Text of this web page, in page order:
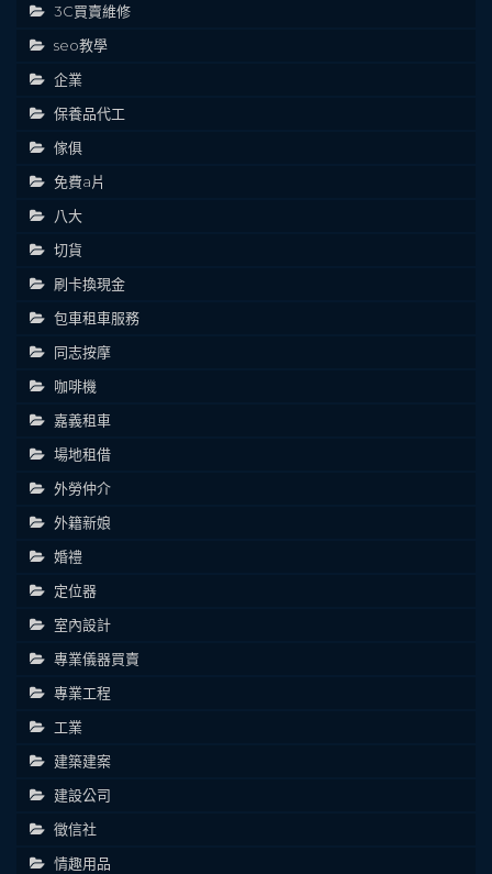
3C買賣維修
seo教學
企業
保養品代工
傢俱
免費a片
八大
切貨
刷卡換現金
包車租車服務
同志按摩
咖啡機
嘉義租車
場地租借
外勞仲介
外籍新娘
婚禮
定位器
室內設計
專業儀器買賣
專業工程
工業
建築建案
建設公司
徵信社
情趣用品